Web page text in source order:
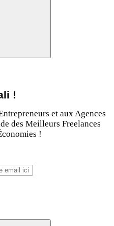
!
et aux Agences
des Meilleurs Freelances
!